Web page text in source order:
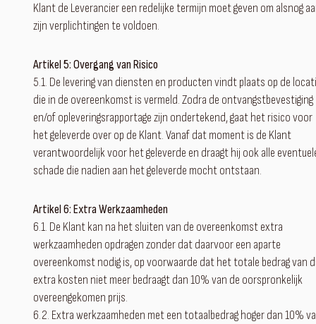
Klant de Leverancier een redelijke termijn moet geven om alsnog
zijn verplichtingen te voldoen.
Artikel 5: Overgang van Risico
5.1. De levering van diensten en producten vindt plaats op de
die in de overeenkomst is vermeld. Zodra de ontvangstbevestiging
en/of opleveringsrapportage zijn ondertekend, gaat het risico voor
het geleverde over op de Klant. Vanaf dat moment is de Klant
verantwoordelijk voor het geleverde en draagt hij ook alle
schade die nadien aan het geleverde mocht ontstaan.
Artikel 6: Extra Werkzaamheden
6.1. De Klant kan na het sluiten van de overeenkomst extra
werkzaamheden opdragen zonder dat daarvoor een aparte
overeenkomst nodig is, op voorwaarde dat het totale bedrag van
extra kosten niet meer bedraagt dan 10% van de oorspronkelijk
overeengekomen prijs.
6.2. Extra werkzaamheden met een totaalbedrag hoger dan 10%